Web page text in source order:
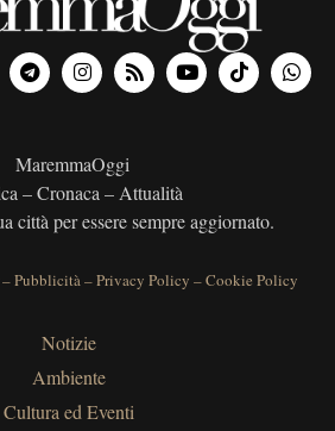
MaremmaOggi
– Cronaca – Attualità
città per essere sempre aggiornato.
Pubblicità–Privacy Policy –Cookie Policy
Notizie
Ambiente
Cultura ed Eventi